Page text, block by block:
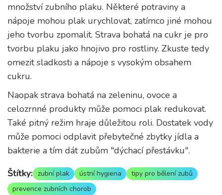
množství zubního plaku. Některé potraviny a
nápoje mohou plak urychlovat, zatímco jiné mohou
jeho tvorbu zpomalit. Strava bohatá na cukr je pro
tvorbu plaku jako hnojivo pro rostliny. Zkuste tedy
omezit sladkosti a nápoje s vysokým obsahem
cukru.
Naopak strava bohatá na zeleninu, ovoce a
celozrnné produkty může pomoci plak redukovat.
Také pitný režim hraje důležitou roli. Dostatek vody
může pomoci odplavit přebytečné zbytky jídla a
bakterie a tím dát zubům "dýchací přestávku".
Štítky: zubní plak ústní hygiena
tipy pro bělení zubů
prevence zubních chorob